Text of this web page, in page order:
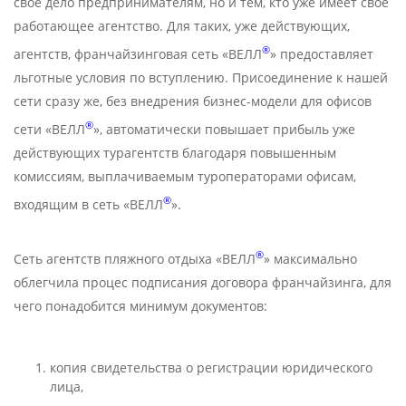
работающее агентство. Для таких, уже действующих,
агентств, франчайзинговая сеть «ВЕЛЛ®» предоставляет
льготные условия по вступлению. Присоединение к нашей
сети сразу же, без внедрения бизнес-модели для офисов
сети «ВЕЛЛ®», автоматически повышает прибыль уже
действующих турагентств благодаря повышенным
комиссиям, выплачиваемым туроператорами офисам,
входящим в сеть «ВЕЛЛ®».
Сеть агентств пляжного отдыха «ВЕЛЛ®» максимально
облегчила процес подписания договора франчайзинга, для
чего понадобится минимум документов:
копия свидетельства о регистрации юридического
лица,